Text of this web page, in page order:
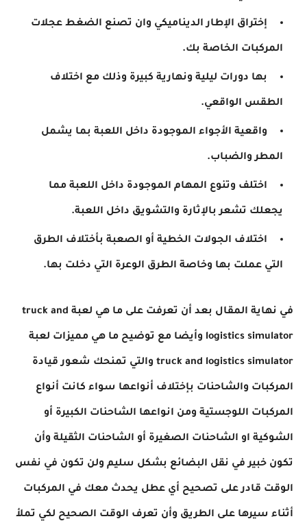
إختراق الإطار الديناميكي وان تصنع الضغط عجلات
المركبات الخاصة بك.
بها دورات ليلية ونهارية كبيرة وذلك مع اختلاف
الطقس الواقعي.
واقعية الأجواء الموجودة داخل اللعبة بما يشمل
المطر والضباب.
اختلف وتنوع المهام الموجودة داخل اللعبة مما
يجعلك تشعر بالإثارة والتشويق داخل اللعبة.
اختلاف الجولات الخطية أو الصعبة بأختلاف الطرق
التي عملت بها وخاصة الطرق الوعرة التي دخلت بها.
في نهاية المقال بعد أن تعرفت على ما هي لعبة truck and
logistics simulator وأيضا مع توضيح ما هي مميزات لعبة
truck and logistics simulator والتي تمنحك شعور قيادة
المركبات والشاحنات بإختلاف أنواعها سواء كانت أنواع
المركبات اللوجستية ومن انواعها الشاحنات الكبيرة أو
الشوكية او الشاحنات الصغيرة أو الشاحنات الثقيلة وأن
تكون خبير في نقل البضائع بشكل سليم ولن تكون في نفس
الوقت قادر على تصحيح أي عطل يحدث معك في المركبات
أثناء سيرها على الطريق وأن تعرف الوقت الصحيح لكي تملأ